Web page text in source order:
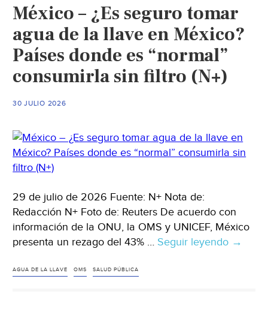
México – ¿Es seguro tomar
agua de la llave en México?
Países donde es “normal”
consumirla sin filtro (N+)
30 JULIO 2026
29 de julio de 2026 Fuente: N+ Nota de:
Redacción N+ Foto de: Reuters De acuerdo con
información de la ONU, la OMS y UNICEF, México
presenta un rezago del 43% … Seguir leyendo México
→
AGUA DE LA LLAVE OMS SALUD PÚBLICA